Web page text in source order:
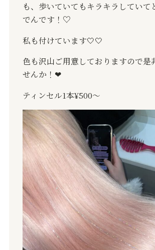
も、歩いていてもキラキラしていて
でんです！ ♡
私も付けています🤍🤍
色も沢山ご用意しておりますので是
せんか！ ❤︎
ティンセル1本¥500〜